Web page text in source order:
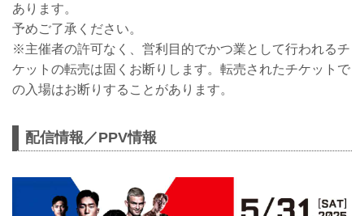
あります。
予めご了承ください。
※主催者の許可なく、営利目的でかつ業として行われるチ
ケットの転売は固くお断りします。転売されたチケットで
の入場はお断りすることがあります。
配信情報／PPV情報